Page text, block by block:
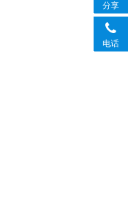
分享
电话